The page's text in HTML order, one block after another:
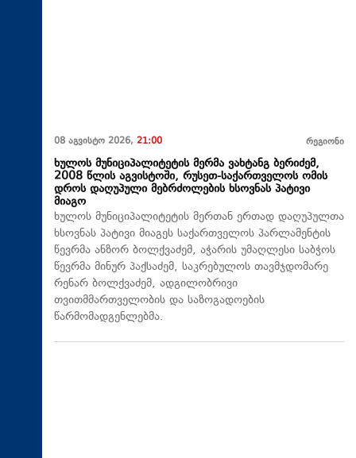
08 აგვისტო 2026, 21:00 რეგიონი
ხულოს მუნიციპალიტეტის მერმა ვახტანგ ბერიძემ,
2008 წლის აგვისტოში, რუსეთ-საქართველოს ომის
დროს დაღუპული მებრძოლების ხსოვნას პატივი
მიაგო
ხულოს მუნიციპალიტეტის მერთან ერთად დაღუპულთა
ხსოვნას პატივი მიაგეს საქართველოს პარლამენტის
წევრმა ანზორ ბოლქვაძემ, აჭარის უმაღლესი საბჭოს
წევრმა მინურ პაქსაძემ, საკრებულოს თავმჯდომარე
რენარ ბოლქვაძემ, ადგილობრივი
თვითმმართველობის და საზოგადოების
წარმომადგენლებმა.